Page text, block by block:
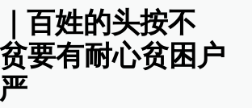
百姓的头按不
要有耐心贫困户